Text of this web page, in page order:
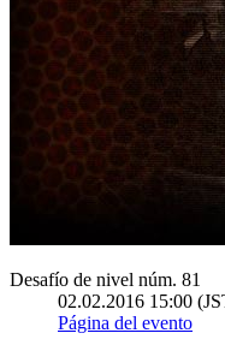
Desafío de nivel núm. 81
02.02.2016 15:00
Página del evento